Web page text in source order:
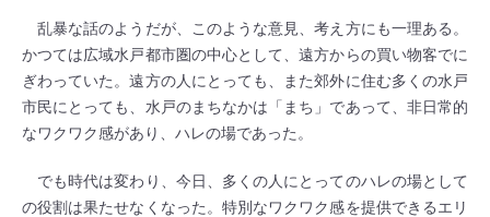
乱暴な話のようだが、このような意見、考え方にも一理ある。
かつては広域水戸都市圏の中心として、遠方からの買い物客でに
ぎわっていた。遠方の人にとっても、また郊外に住む多くの水戸
市民にとっても、水戸のまちなかは「まち」であって、非日常的
なワクワク感があり、ハレの場であった。
でも時代は変わり、今日、多くの人にとってのハレの場として
の役割は果たせなくなった。特別なワクワク感を提供できるエリ